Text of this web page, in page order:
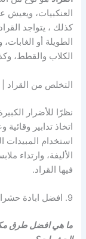
العنكبيات،
كذلك ، يتواجد
الطويلة أو
الكلاب والقطط،
التخلص من القراد
نظرًا للأضرار
اتخاذ تدابير
استخدام المبيدات
الأليفة، وارتداء
فيها القراد.
9. افضل ابادة حشرات | شركة مكافحة العتة في السويس
ما هي افضل طرق